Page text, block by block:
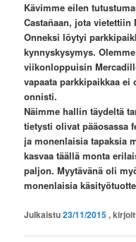
Kävimme eilen
Castañaan, jota
Onneksi löytyi
kynnyskysymys.
viikonloppuisin
vapaata parkkipaikkaa
onnisti.
Näimme hallin täydeltä
tietysti olivat pääosassa
ja monenlaisia tapaksia
kasvaa täällä monta
paljon. Myytävänä oli
monenlaisia
Julkaistu23/11/2015,